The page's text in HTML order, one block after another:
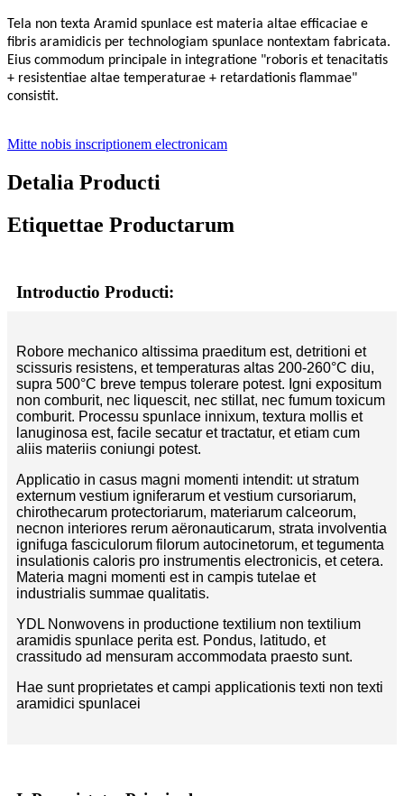
Tela non texta Aramid spunlace est materia altae efficaciae e
fibris aramidicis per technologiam spunlace nontextam fabricata.
Eius commodum principale in integratione "roboris et tenacitatis
+ resistentiae altae temperaturae + retardationis flammae"
consistit.
Mitte nobis inscriptionem electronicam
Detalia Producti
Etiquettae Productarum
Introductio Producti:
Robore mechanico altissima praeditum est, detritioni et
scissuris resistens, et temperaturas altas 200-260°C diu,
supra 500°C breve tempus tolerare potest. Igni expositum
non comburit, nec liquescit, nec stillat, nec fumum toxicum
comburit. Processu spunlace innixum, textura mollis et
lanuginosa est, facile secatur et tractatur, et etiam cum
aliis materiis coniungi potest.
Applicatio in casus magni momenti intendit: ut stratum
externum vestium igniferarum et vestium cursoriarum,
chirothecarum protectoriarum, materiarum calceorum,
necnon interiores rerum aëronauticarum, strata involventia
ignifuga fasciculorum filorum autocinetorum, et tegumenta
insulationis caloris pro instrumentis electronicis, et cetera.
Materia magni momenti est in campis tutelae et
industrialis summae qualitatis.
YDL Nonwovens in productione textilium non textilium
aramidis spunlace perita est. Pondus, latitudo, et
crassitudo ad mensuram accommodata praesto sunt.
Hae sunt proprietates et campi applicationis texti non texti
aramidici spunlacei